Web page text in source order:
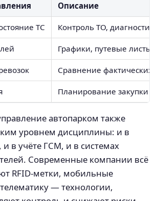
Описание
ТС Контроль ТО,
Графики, путевые
Сравнение фактических
Планирование закупки
автопарком также
уровнем дисциплины: и в
в учёте ГСМ, и в системах
Современные компании всё
RFID-метки, мобильные
— технологии,